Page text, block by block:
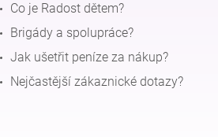
Co je Radost dětem?
Brigády a spolupráce?
Jak ušetřit peníze za nákup?
Nejčastější zákaznické dotazy?